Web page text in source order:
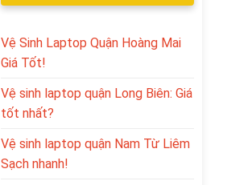
Vệ Sinh Laptop Quận Hoàng Mai
Giá Tốt!
Vệ sinh laptop quận Long Biên: Giá
tốt nhất?
Vệ sinh laptop quận Nam Từ Liêm
Sạch nhanh!